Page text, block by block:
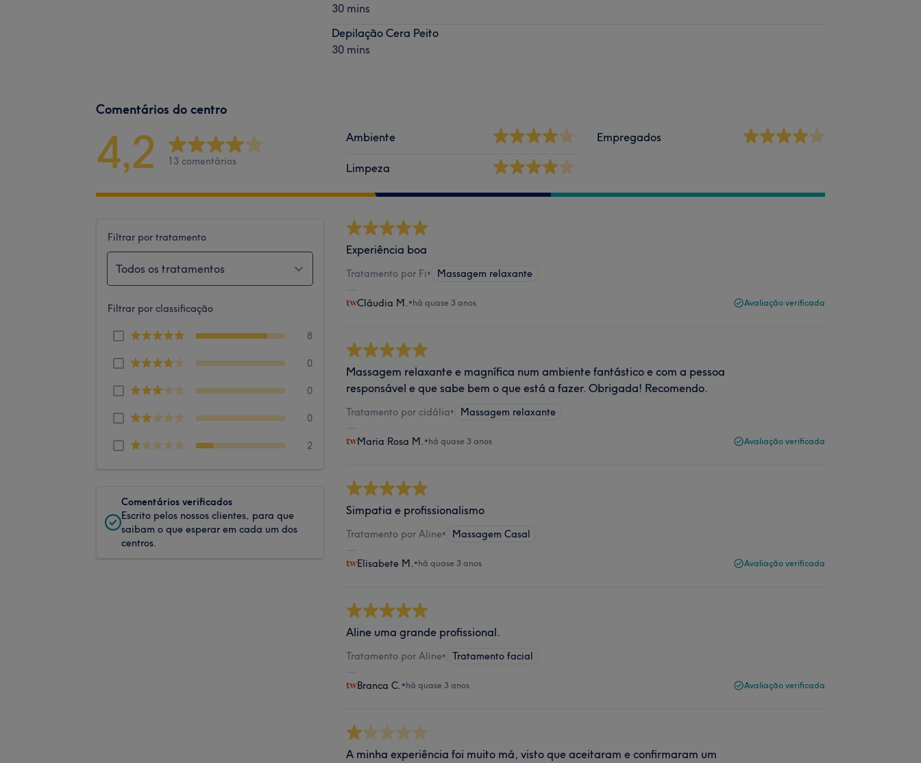
30 mins
Depilação Cera Peito
30 mins
Comentários do centro
4,2 13 comentários
Ambiente
Limpeza
Empregados
Filtrar por tratamento
Todos os tratamentos
Filtrar por classificação
8
0
0
0
2
Comentários verificados
Escrito pelos nossos clientes, para que
saibam o que esperar em cada um dos
centros.
Experiência boa
Tratamento por Fi• Massagem relaxante
Cláudia M. •há quase 3 anos Avaliação verificada
Massagem relaxante e magnífica num ambiente fantástico e com a pessoa
responsável e que sabe bem o que está a fazer. Obrigada! Recomendo.
Tratamento por cidália• Massagem relaxante
Maria Rosa M. •há quase 3 anos Avaliação verificada
Simpatia e profissionalismo
Tratamento por Aline• Massagem Casal
Elisabete M. •há quase 3 anos Avaliação verificada
Aline uma grande profissional.
Tratamento por Aline• Tratamento facial
Branca C. •há quase 3 anos Avaliação verificada
A minha experiência foi muito má, visto que aceitaram e confirmaram um